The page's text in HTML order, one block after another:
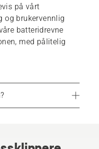
på vårt
og brukervennlig
batteridrevne
med pålitelig